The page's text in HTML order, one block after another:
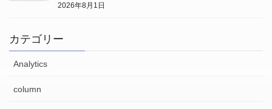
2026年8月1日
カテゴリー
Analytics
column